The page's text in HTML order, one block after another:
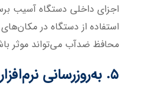
اجزای داخلی دستگاه آسیب
استفاده از دستگاه در مکان‌های
محافظ ضدآب می‌تواند موثر
۵. به‌روزرسانی نرم‌افزار